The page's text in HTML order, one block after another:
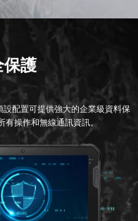
保護
配置可提供強大的企業級資料保
有操作和無線通訊資訊。